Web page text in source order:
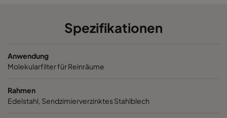
Bases, Acids, Organics
NXDP ABV Bases, Acids, Organics
Spezifikationen
Anwendung
Molekularfilter für Reinräume
Rahmen
Edelstahl, Sendzimierverzinktes Stahlblech